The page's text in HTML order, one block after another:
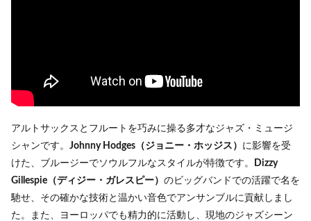
アルトサックスとフルートを巧みに操る多才なジャズ・ミュージ
シャンです。 Johnny Hodges（ジョニー・ホッジス） に影響を受
けた、ブルージーでソウルフルなスタイルが特徴です。
Dizzy
Gillespie（ディジー・ガレスピー） のビッグバンドでの活躍で名を
馳せ、その確かな技術と温かい音色でアンサンブルに貢献しまし
た。また、ヨーロッパでも精力的に活動し、現地のジャズシーン